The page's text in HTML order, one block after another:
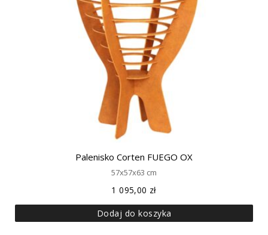
Palenisko Corten FUEGO OX
57x57x63 cm
1 095,00 zł
Dodaj do koszyka